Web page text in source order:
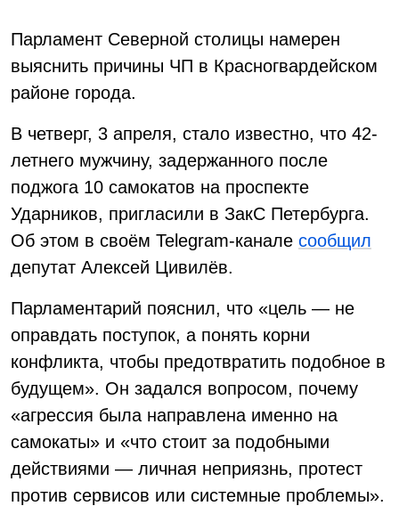
Парламент Северной столицы намерен
выяснить причины ЧП в Красногвардейском
районе города.
В четверг, 3 апреля, стало известно, что 42-
летнего мужчину, задержанного после
поджога 10 самокатов на проспекте
Ударников, пригласили в ЗакС Петербурга.
Об этом в своём Telegram-канале сообщил
депутат Алексей Цивилёв.
Парламентарий пояснил, что «цель — не
оправдать поступок, а понять корни
конфликта, чтобы предотвратить подобное в
будущем». Он задался вопросом, почему
«агрессия была направлена именно на
самокаты» и «что стоит за подобными
действиями — личная неприязнь, протест
против сервисов или системные проблемы».